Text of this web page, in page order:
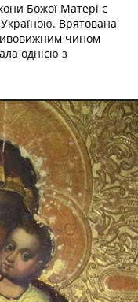
Божої Матері є
Врятована
чином
однією з